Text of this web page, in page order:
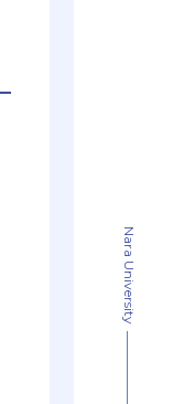
Nara University